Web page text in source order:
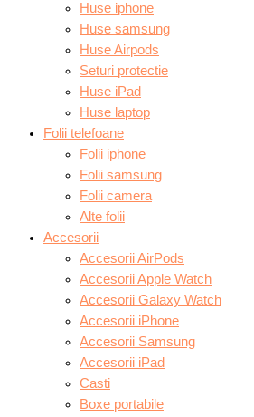
Huse iphone
Huse samsung
Huse Airpods
Seturi protectie
Huse iPad
Huse laptop
Folii telefoane
Folii iphone
Folii samsung
Folii camera
Alte folii
Accesorii
Accesorii AirPods
Accesorii Apple Watch
Accesorii Galaxy Watch
Accesorii iPhone
Accesorii Samsung
Accesorii iPad
Casti
Boxe portabile